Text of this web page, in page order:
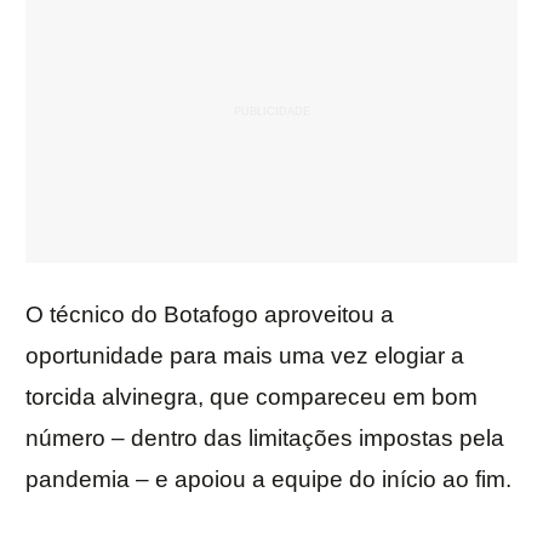
O técnico do Botafogo aproveitou a
oportunidade para mais uma vez elogiar a
torcida alvinegra, que compareceu em bom
número – dentro das limitações impostas pela
pandemia – e apoiou a equipe do início ao fim.